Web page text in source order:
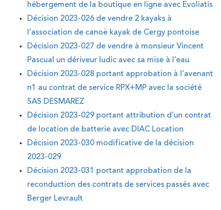
hébergement de la boutique en ligne avec Evoliatis
Décision 2023-026 de vendre 2 kayaks à
l’association de canoë kayak de Cergy pontoise
Décision 2023-027 de vendre à monsieur Vincent
Pascual un dériveur ludic avec sa mise à l’eau
Décision 2023-028 portant approbation à l’avenant
n1 au contrat de service RPX+MP avec la société
SAS DESMAREZ
Décision 2023-029 portant attribution d’un contrat
de location de batterie avec DIAC Location
Décision 2023-030 modificative de la décision
2023-029
Décision 2023-031 portant approbation de la
reconduction des contrats de services passés avec
Berger Levrault